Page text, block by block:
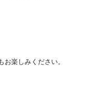
楽しみください。